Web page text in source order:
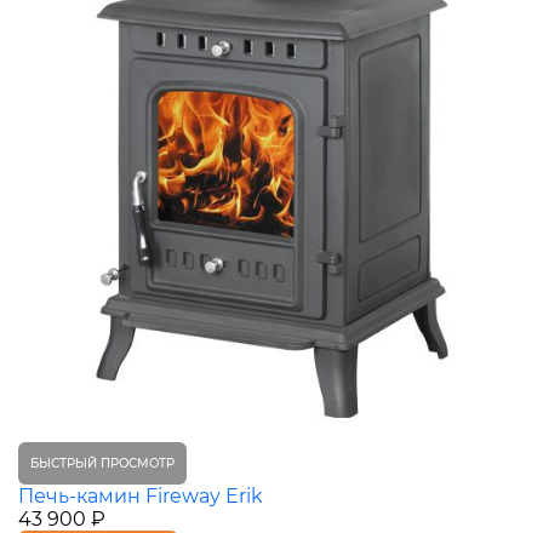
БЫСТРЫЙ ПРОСМОТР
Печь-камин Fireway Erik
43 900 ₽